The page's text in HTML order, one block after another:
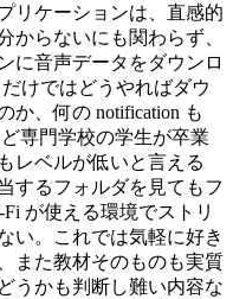
リケーションは、直感的
からないにも関わらず、
に音声データをダウンロ
けではどうやればダウ
か、何の notification も
専門学校の学生が卒業
レベルが低いと言える
するフォルダを見てもフ
が使える環境でストリ
い。これでは気軽に好き
また教材そのものも実質
うかも判断し難い内容な